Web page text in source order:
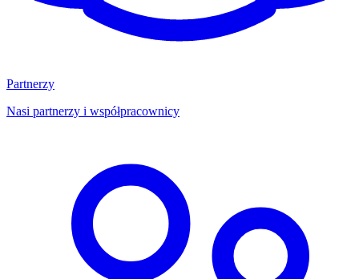
Partnerzy
Nasi partnerzy i współpracownicy